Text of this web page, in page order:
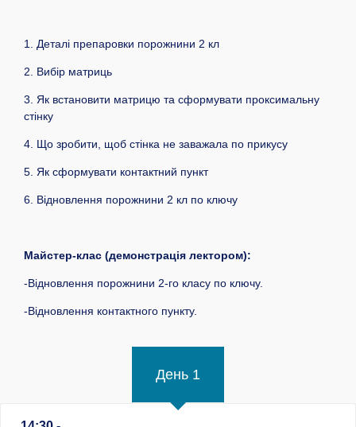
1. Деталі препаровки порожнини 2 кл
2. Вибір матриць
3. Як встановити матрицю та сформувати проксимальну
стінку
4. Що зробити, щоб стінка не заважала по прикусу
5. Як сформувати контактний пункт
6. Відновлення порожнини 2 кл по ключу
Майстер-клас (демонстрація лектором):
-Відновлення порожнини 2-го класу по ключу.
-Відновлення контактного пункту.
День 1